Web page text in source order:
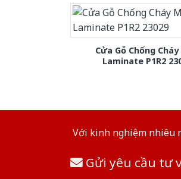
Cửa Gỗ Chống Cháy
Laminate P1R2
Với kinh nghiệm nhiêu
Gửi yêu cầu tư